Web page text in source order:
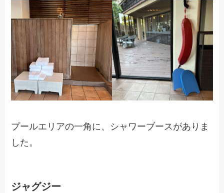
プールエリアの一角に、シャワーブースがありま
した。
ジャグジー